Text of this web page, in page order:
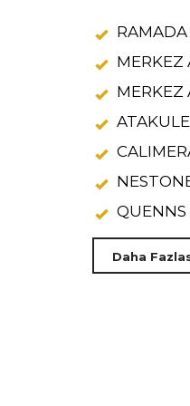
MERKEZ
MERKEZ
QUENNS
Daha